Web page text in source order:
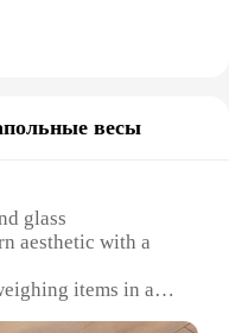
весы
glass
aesthetic with a
items in a